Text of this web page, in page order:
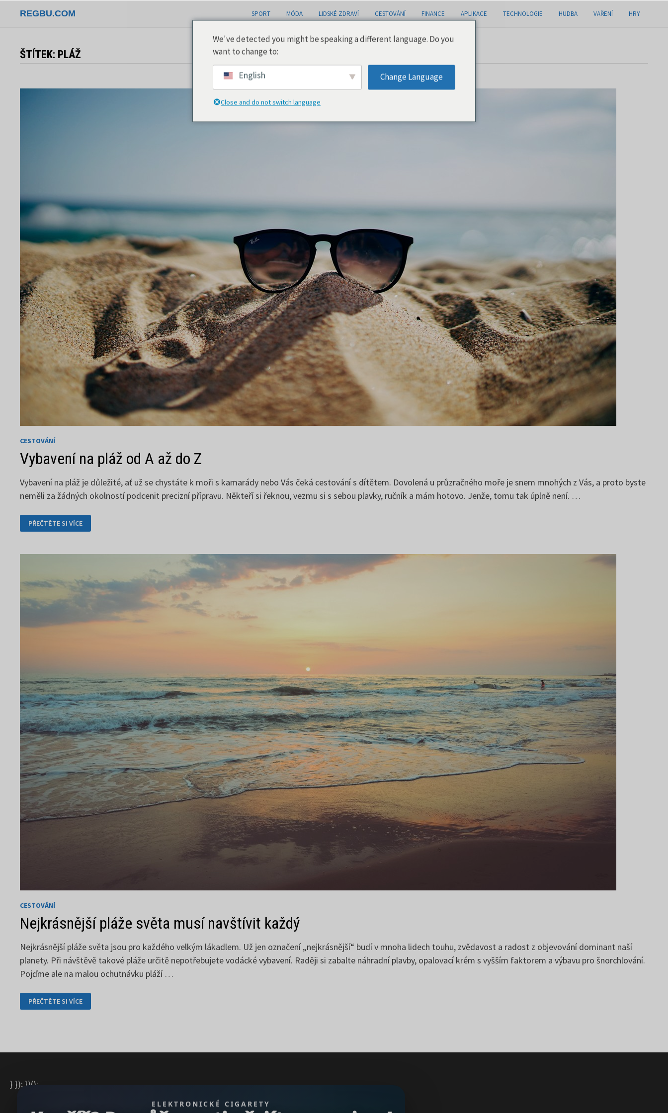
REGBU.COM SPORT MÓDA LIDSKÉ ZDRAVÍ CESTOVÁNÍ FINANCE APLIKACE TECHNOLOGIE HUDBA VAŘENÍ HRY
ŠTÍTEK: PLÁŽ
CESTOVÁNÍ
Vybavení na pláž od A až do Z
Vybavení na pláž je důležité, ať už se chystáte k moři s kamarády nebo Vás čeká cestování s dítětem. Dovolená u průzračného moře je snem mnohých z Vás, a proto byste
neměli za žádných okolností podcenit precizní přípravu. Někteří si řeknou, vezmu si s sebou plavky, ručník a mám hotovo. Jenže, tomu tak úplně není. …
VYBAVENÍ
NA
PLÁŽ
AŽ
PŘEČTĚTE SI VÍCE
CESTOVÁNÍ
Nejkrásnější pláže světa musí navštívit každý
Nejkrásnější pláže světa jsou pro každého velkým lákadlem. Už jen označení „nejkrásnější“ budí v mnoha lidech touhu, zvědavost a radost z objevování dominant naší
planety. Při návštěvě takové pláže určitě nepotřebujete vodácké vybavení. Raději si zabalte náhradní plavby, opalovací krém s vyšším faktorem a výbavu pro šnorchlování.
Pojďme ale na malou ochutnávku pláží …
NEJKRÁSNĚJŠÍ
PLÁŽE
SVĚTA
PŘEČTĚTE SI VÍCE
ELEKTRONICKÉ CIGARETY
} }); })();
We've detected you might be speaking a different language. Do you
want to change to:
English Change Language
Close and do not switch language